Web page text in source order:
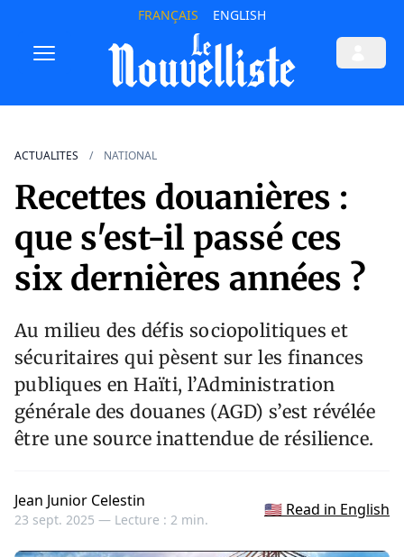
FRANÇAIS ENGLISH
ACTUALITES NATIONAL
Recettes douanières :
que s'est-il passé ces
six dernières années ?
Au milieu des défis sociopolitiques et
sécuritaires qui pèsent sur les finances
publiques en Haïti, l’Administration
générale des douanes (AGD) s’est révélée
être une source inattendue de résilience.
Jean Junior Celestin
23 sept. 2025 — Lecture : 2 min.
🇺🇸 Read in English